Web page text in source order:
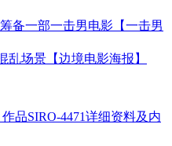
备一部一击男电影【一击男
乱场景【边境电影海报】
品SIRO-4471详细资料及内